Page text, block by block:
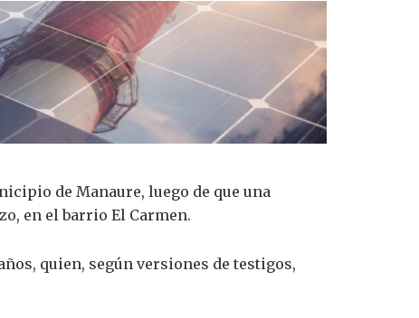
de Manaure, luego de que una
en el barrio El Carmen.
quien, según versiones de testigos,